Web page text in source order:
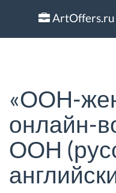
ArtOffers.ru
«ООН-
онлайн-
ООН